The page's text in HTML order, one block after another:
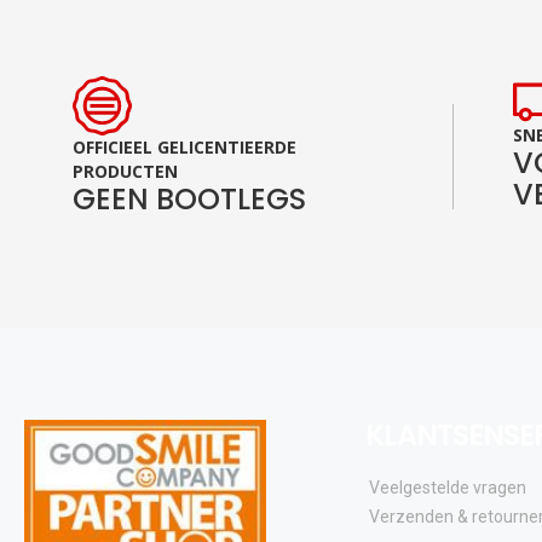
OFFICIEEL GELICENTIEERDE
PRODUCTEN
GEEN BOOTLEGS
Veelgestelde vragen
Verzenden &